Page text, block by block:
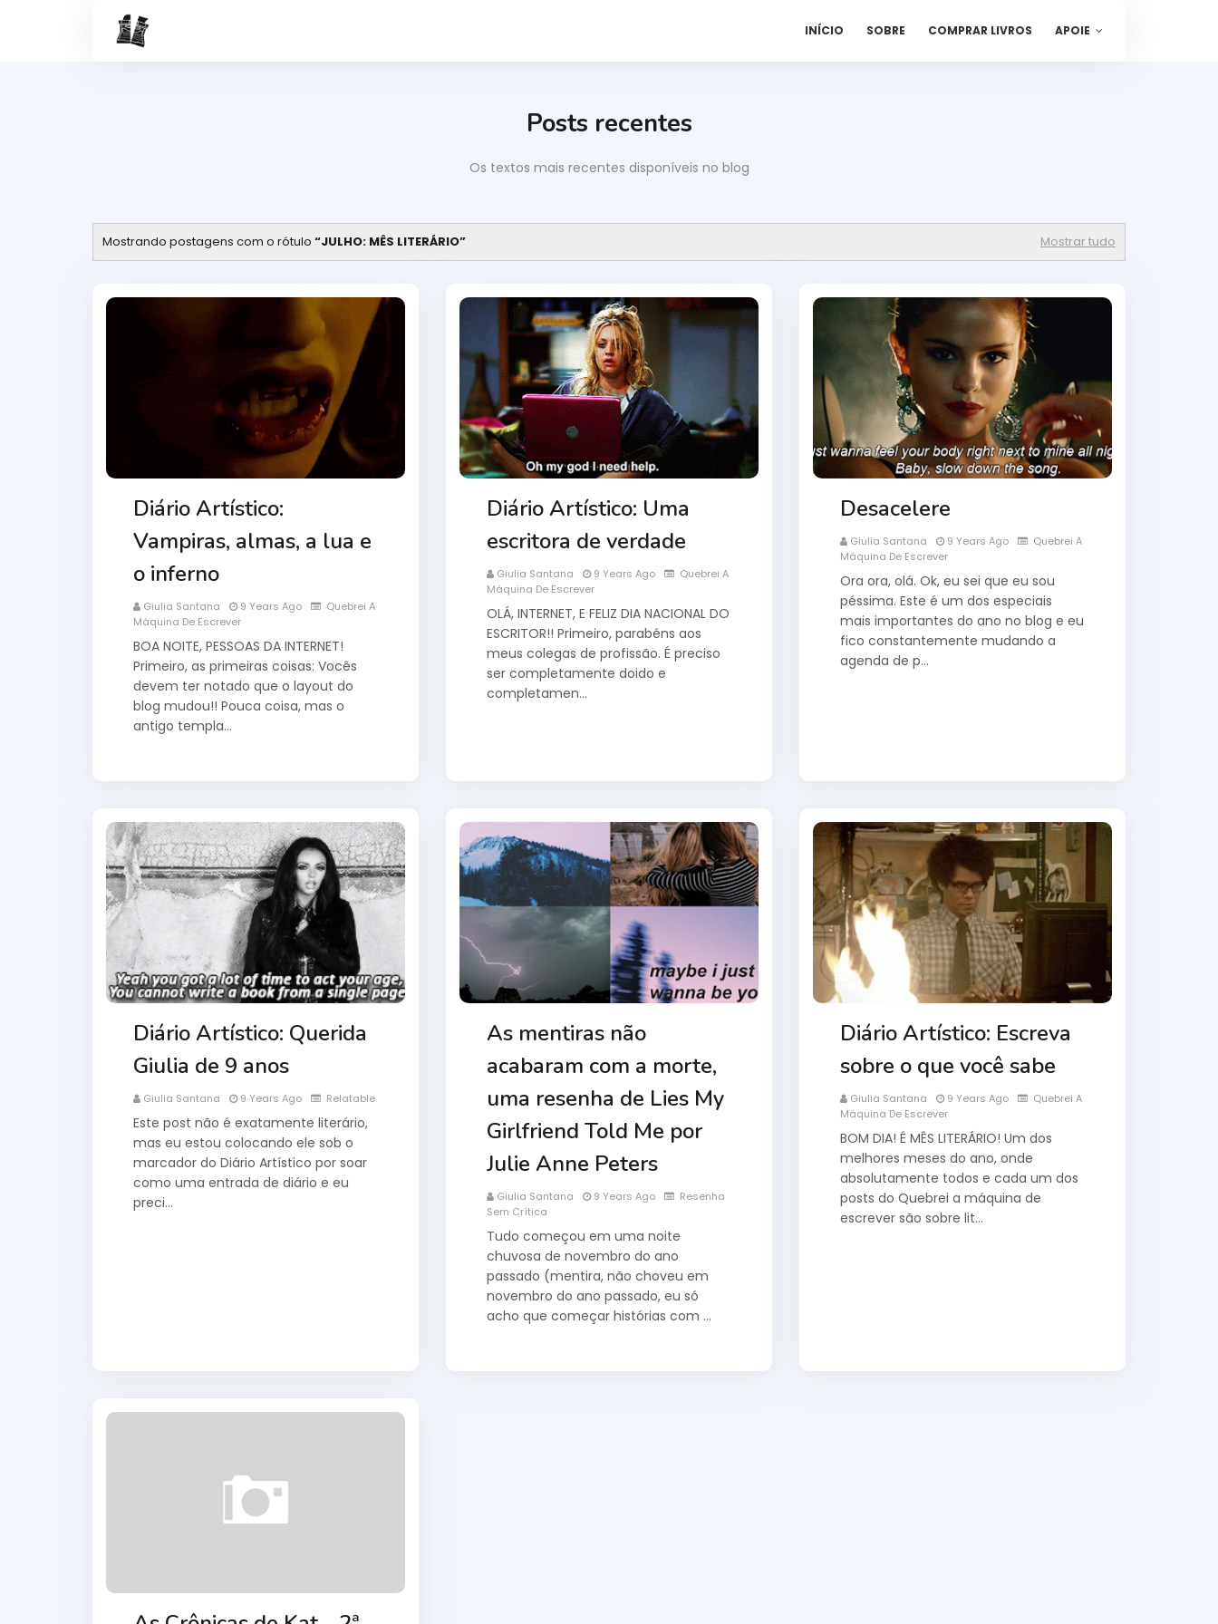
INÍCIO SOBRE COMPRAR LIVROS APOIE
Posts recentes
Os textos mais recentes disponíveis no blog
Mostrando postagens com o rótulo JULHO: MÊS LITERÁRIO Mostrar tudo
Diário Artístico:
Vampiras, almas, a lua e
o inferno
Giulia Santana 9 Years Ago
Quebrei A
Máquina De Escrever
BOA NOITE, PESSOAS DA INTERNET!
Primeiro, as primeiras coisas: Vocês
devem ter notado que o layout do
blog mudou!! Pouca coisa, mas o
antigo templa…
Diário Artístico: Uma
escritora de verdade
Giulia Santana 9 Years Ago
Quebrei A
Máquina De Escrever
OLÁ, INTERNET, E FELIZ DIA NACIONAL DO
ESCRITOR!! Primeiro, parabéns aos
meus colegas de profissão. É preciso
ser completamente doido e
completamen…
Desacelere
Giulia Santana 9 Years Ago
Quebrei A
Máquina De Escrever
Ora ora, olá. Ok, eu sei que eu sou
péssima. Este é um dos especiais
mais importantes do ano no blog e eu
fico constantemente mudando a
agenda de p…
Diário Artístico: Querida
Giulia de 9 anos
Giulia Santana 9 Years Ago Relatable
Este post não é exatamente literário,
mas eu estou colocando ele sob o
marcador do Diário Artístico por soar
como uma entrada de diário e eu
preci…
As mentiras não
acabaram com a morte,
uma resenha de Lies My
Girlfriend Told Me por
Julie Anne Peters
Giulia Santana 9 Years Ago
Resenha
Sem Crítica
Tudo começou em uma noite
chuvosa de novembro do ano
passado (mentira, não choveu em
novembro do ano passado, eu só
acho que começar histórias com …
Diário Artístico: Escreva
sobre o que você sabe
Giulia Santana 9 Years Ago
Quebrei A
Máquina De Escrever
BOM DIA! É MÊS LITERÁRIO! Um dos
melhores meses do ano, onde
absolutamente todos e cada um dos
posts do Quebrei a máquina de
escrever são sobre lit…